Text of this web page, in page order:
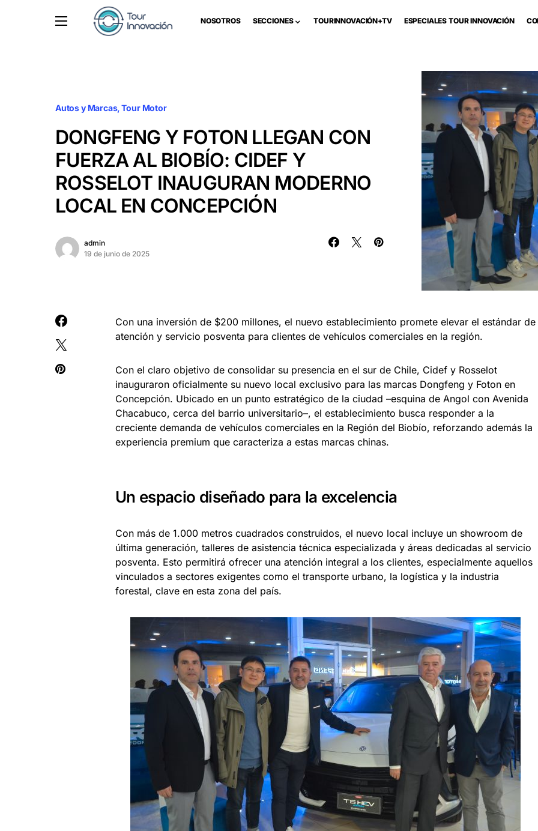
NOSOTROS SECCIONES TOURINNOVACIÓN+TV ESPECIALES TOUR INNOVACIÓN
Autos y Marcas Tour Motor
DONGFENG Y FOTON LLEGAN CON
FUERZA AL BIOBÍO: CIDEF Y
ROSSELOT INAUGURAN MODERNO
LOCAL EN CONCEPCIÓN
admin
19 de junio de 2025
Con una inversión de $200 millones, el nuevo establecimiento promete elevar el estándar de
atención y servicio posventa para clientes de vehículos comerciales en la región.
Con el claro objetivo de consolidar su presencia en el sur de Chile, Cidef y Rosselot
inauguraron oficialmente su nuevo local exclusivo para las marcas Dongfeng y Foton en
Concepción. Ubicado en un punto estratégico de la ciudad –esquina de Angol con Avenida
Chacabuco, cerca del barrio universitario–, el establecimiento busca responder a la
creciente demanda de vehículos comerciales en la Región del Biobío, reforzando además la
experiencia premium que caracteriza a estas marcas chinas.
Un espacio diseñado para la excelencia
Con más de 1.000 metros cuadrados construidos, el nuevo local incluye un showroom de
última generación, talleres de asistencia técnica especializada y áreas dedicadas al servicio
posventa. Esto permitirá ofrecer una atención integral a los clientes, especialmente aquellos
vinculados a sectores exigentes como el transporte urbano, la logística y la industria
forestal, clave en esta zona del país.